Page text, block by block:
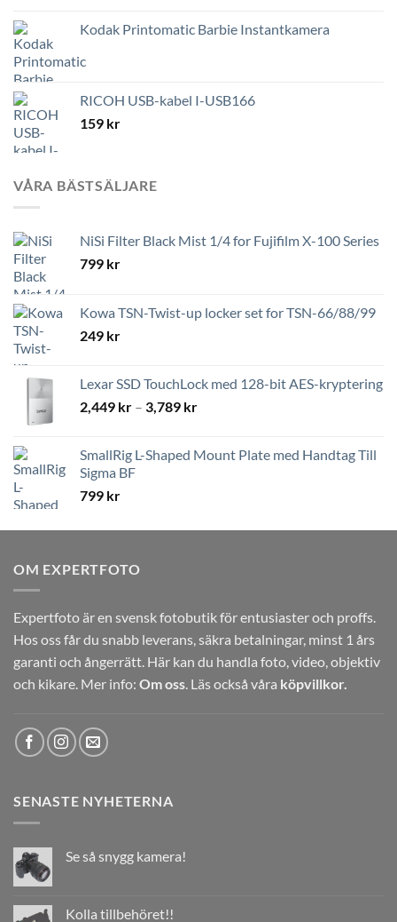
Kodak Printomatic Barbie Instantkamera
RICOH USB-kabel I-USB166
159 kr
VÅRA BÄSTSÄLJARE
NiSi Filter Black Mist 1/4 for Fujifilm X-100 Series
799 kr
Kowa TSN-Twist-up locker set for TSN-66/88/99
249 kr
Lexar SSD TouchLock med 128-bit AES-kryptering
2,449 kr – 3,789 krPrisintervall:
3,789 kr
SmallRig L-Shaped Mount Plate med Handtag Till
Sigma BF
799 kr
OM EXPERTFOTO
Expertfoto är en svensk fotobutik för entusiaster och proffs.
Hos oss får du snabb leverans, säkra betalningar, minst 1 års
garanti och ångerrätt. Här kan du handla foto, video, objektiv
och kikare. Mer info: Om oss. Läs också våra köpvillkor.
SENASTE NYHETERNA
Se så snygg kamera!
Kolla tillbehöret!!